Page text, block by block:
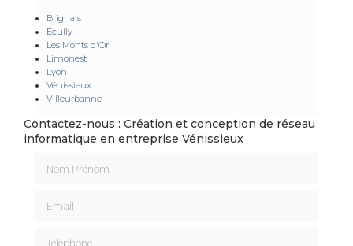
Brignais
Écully
Les Monts d'Or
Limonest
Lyon
Vénissieux
Villeurbanne
Contactez-nous : Création et conception de réseau
informatique en entreprise Vénissieux